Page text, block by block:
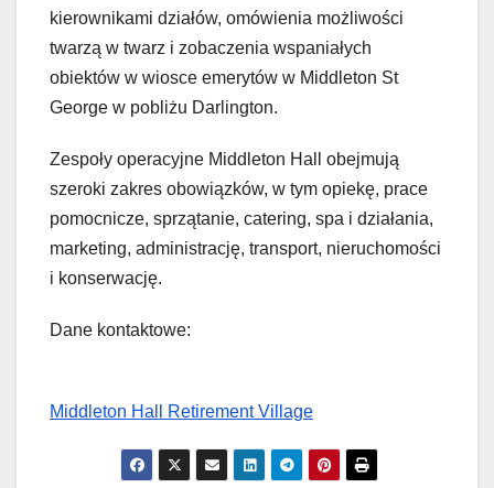
kierownikami działów, omówienia możliwości
twarzą w twarz i zobaczenia wspaniałych
obiektów w wiosce emerytów w Middleton St
George w pobliżu Darlington.
Zespoły operacyjne Middleton Hall obejmują
szeroki zakres obowiązków, w tym opiekę, prace
pomocnicze, sprzątanie, catering, spa i działania,
marketing, administrację, transport, nieruchomości
i konserwację.
Dane kontaktowe:
Middleton Hall Retirement Village